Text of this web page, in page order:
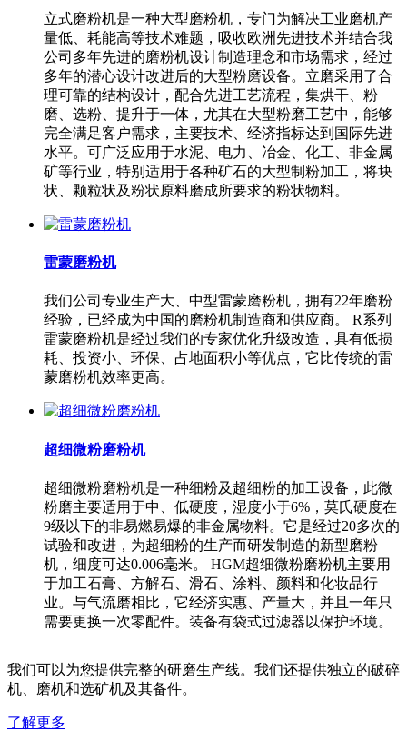
立式磨粉机是一种大型磨粉机，专门为解决工业磨机产
量低、耗能高等技术难题，吸收欧洲先进技术并结合我
公司多年先进的磨粉机设计制造理念和市场需求，经过
多年的潜心设计改进后的大型粉磨设备。立磨采用了合
理可靠的结构设计，配合先进工艺流程，集烘干、粉
磨、选粉、提升于一体，尤其在大型粉磨工艺中，能够
完全满足客户需求，主要技术、经济指标达到国际先进
水平。可广泛应用于水泥、电力、冶金、化工、非金属
矿等行业，特别适用于各种矿石的大型制粉加工，将块
状、颗粒状及粉状原料磨成所要求的粉状物料。
雷蒙磨粉机
我们公司专业生产大、中型雷蒙磨粉机，拥有22年磨粉
经验，已经成为中国的磨粉机制造商和供应商。 R系列
雷蒙磨粉机是经过我们的专家优化升级改造，具有低损
耗、投资小、环保、占地面积小等优点，它比传统的雷
蒙磨粉机效率更高。
超细微粉磨粉机
超细微粉磨粉机是一种细粉及超细粉的加工设备，此微
粉磨主要适用于中、低硬度，湿度小于6%，莫氏硬度在
9级以下的非易燃易爆的非金属物料。它是经过20多次的
试验和改进，为超细粉的生产而研发制造的新型磨粉
机，细度可达0.006毫米。 HGM超细微粉磨粉机主要用
于加工石膏、方解石、滑石、涂料、颜料和化妆品行
业。与气流磨相比，它经济实惠、产量大，并且一年只
需要更换一次零配件。装备有袋式过滤器以保护环境。
我们可以为您提供完整的研磨生产线。我们还提供独立的破碎
机、磨机和选矿机及其备件。
了解更多